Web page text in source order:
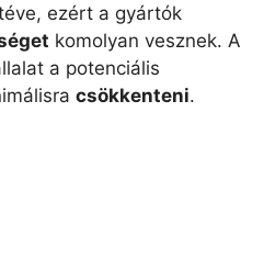
ezért a gyártók
komolyan vesznek. A
a potenciális
csökkenteni.